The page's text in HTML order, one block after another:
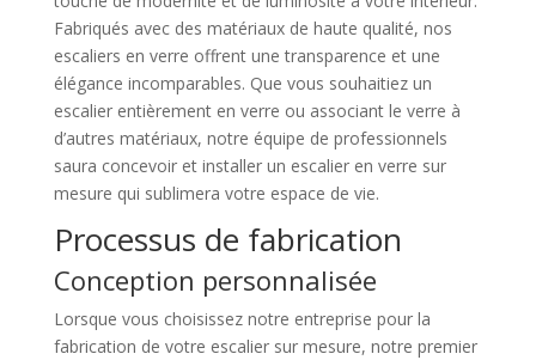
Fabriqués avec des matériaux de haute qualité, nos
escaliers en verre offrent une transparence et une
élégance incomparables. Que vous souhaitiez un
escalier entièrement en verre ou associant le verre à
d’autres matériaux, notre équipe de professionnels
saura concevoir et installer un escalier en verre sur
mesure qui sublimera votre espace de vie.
Processus de fabrication
Conception personnalisée
Lorsque vous choisissez notre entreprise pour la
fabrication de votre escalier sur mesure, notre premier